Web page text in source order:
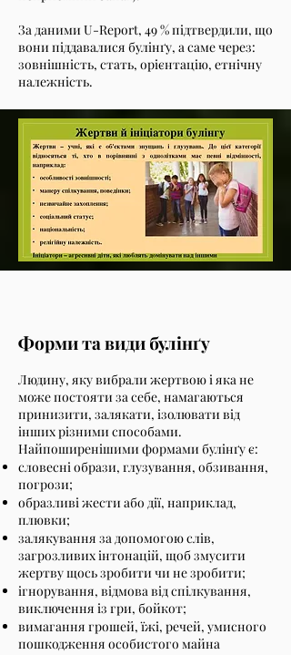
За даними U-Report, 49 % підтвердили, що
вони піддавалися булінґу, а саме через:
зовнішність, стать, орієнтацію, етнічну
належність.
Форми та види булінґу
Людину, яку вибрали жертвою і яка не
може постояти за себе, намагаються
принизити, залякати, ізолювати від
інших різними способами.
Найпоширенішими формами булінґу є:
словесні образи, глузування, обзивання,
погрози;
образливі жести або дії, наприклад,
плювки;
залякування за допомогою слів,
загрозливих інтонацій, щоб змусити
жертву щось зробити чи не зробити;
ігнорування, відмова від спілкування,
виключення із гри, бойкот;
вимагання грошей, їжі, речей, умисного
пошкодження особистого майна